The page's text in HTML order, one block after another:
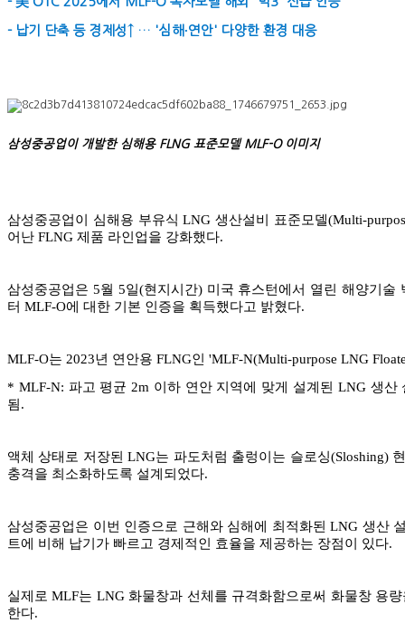
- 납기 단축 등 경제성↑ … '심해∙연안' 다양한 환경 대응
삼성중공업이 개발한 심해용 FLNG 표준모델 MLF-O 이미지
삼성중공업이 심해용 부유식 LNG 생산설비 표준모델(Multi-
어난 FLNG 제품 라인업을 강화했다.
삼성중공업은 5월 5일(현지시간) 미국 휴스턴에서 열린 해양기
터 MLF-O에 대한 기본 인증을 획득했다고 밝혔다.
MLF-O는 2023년 연안용 FLNG인 'MLF-N(Multi-purpose LNG
* MLF-N: 파고 평균 2m 이하 연안 지역에 맞게 설계된 LNG 생
됨.
액체 상태로 저장된 LNG는 파도처럼 출렁이는 슬로싱(Sloshing)
충격을 최소화하도록 설계되었다.
삼성중공업은 이번 인증으로 근해와 심해에 최적화된 LNG 생산
트에 비해 납기가 빠르고 경제적인 효율을 제공하는 장점이 있다.
실제로 MLF는 LNG 화물창과 선체를 규격화함으로써 화물창 용
한다.